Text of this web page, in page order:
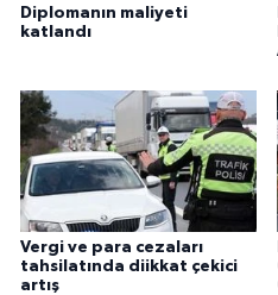
Diplomanın maliyeti
katlandı
Vergi ve para cezaları
tahsilatında diikkat çekici
artış